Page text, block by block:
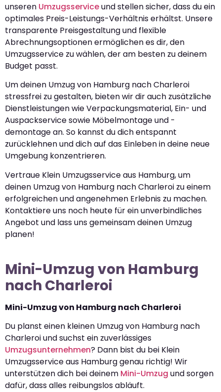
unseren Umzugsserviceund stellen sicher, dass du ein
optimales Preis-Leistungs-Verhältnis erhältst. Unsere
transparente Preisgestaltung und flexible
Abrechnungsoptionen ermöglichen es dir, den
Umzugsservice zu wählen, der am besten zu deinem
Budget passt.
Um deinen Umzug von Hamburg nach Charleroi
stressfrei zu gestalten, bieten wir dir auch zusätzliche
Dienstleistungen wie Verpackungsmaterial, Ein- und
Auspackservice sowie Möbelmontage und -
demontage an. So kannst du dich entspannt
zurücklehnen und dich auf das Einleben in deine neue
Umgebung konzentrieren.
Vertraue Klein Umzugsservice aus Hamburg, um
deinen Umzug von Hamburg nach Charleroi zu einem
erfolgreichen und angenehmen Erlebnis zu machen.
Kontaktiere uns noch heute für ein unverbindliches
Angebot und lass uns gemeinsam deinen Umzug
planen!
Mini-Umzug von Hamburg
nach Charleroi
Mini-Umzug von Hamburg nach Charleroi
Du planst einen kleinen Umzug von Hamburg nach
Charleroi und suchst ein zuverlässiges
Umzugsunternehmen? Dann bist du bei Klein
Umzugsservice aus Hamburg genau richtig! Wir
unterstützen dich bei deinem Mini-Umzug und sorgen
dafür, dass alles reibungslos abläuft.